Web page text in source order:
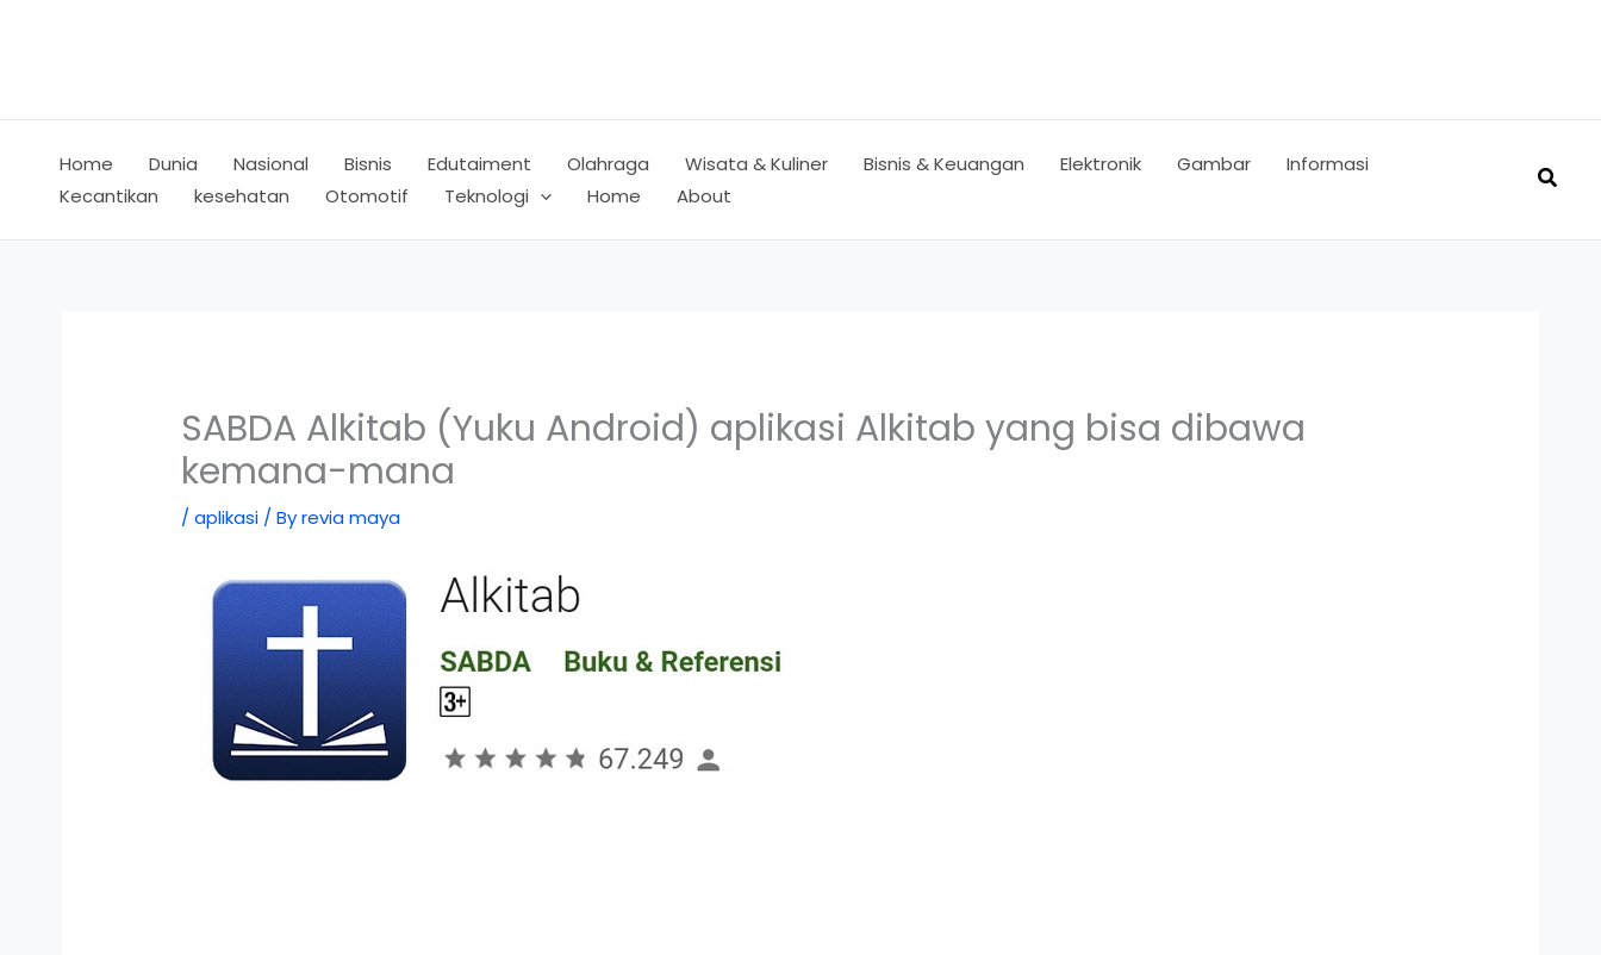
Home Dunia Nasional Bisnis Edutaiment Olahraga Wisata & Kuliner Bisnis & Keuangan Elektronik Gambar
Informasi
Kecantikan
kesehatan Otomotif Teknologi Home About
SABDA Alkitab (Yuku Android) aplikasi Alkitab yang bisa dibawa
kemana-mana
/aplikasi / Byrevia maya